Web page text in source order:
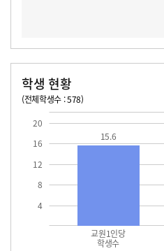
학생 현황
(전체학생수 : 578)
4
8
12
16
20
교원1인당
학생수
15.6